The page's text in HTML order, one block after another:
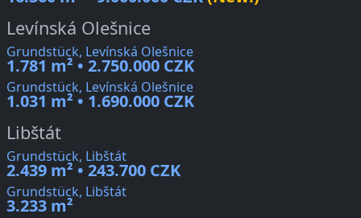
Levínská Olešnice
Grundstück, Levínská Olešnice
1.781 m² • 2.750.000 CZK
Grundstück, Levínská Olešnice
1.031 m² • 1.690.000 CZK
Libštát
Grundstück, Libštát
2.439 m² • 243.700 CZK
Grundstück, Libštát
3.233 m²